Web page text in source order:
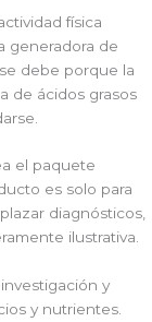
física
generadora de
debe porque la
de ácidos grasos
el paquete
es solo para
diagnósticos,
ilustrativa.
y
y nutrientes.